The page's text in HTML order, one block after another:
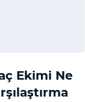
Ekimi Ne